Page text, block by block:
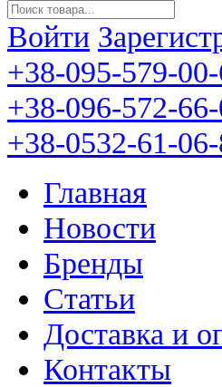
Войти
+38-095-579-
+38-096-572-66-
+38-0532-61-06-
Главная
Новости
Бренды
Статьи
Доставка и
Контакты